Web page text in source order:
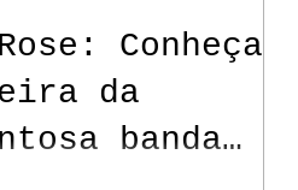
Conheça a
da
banda